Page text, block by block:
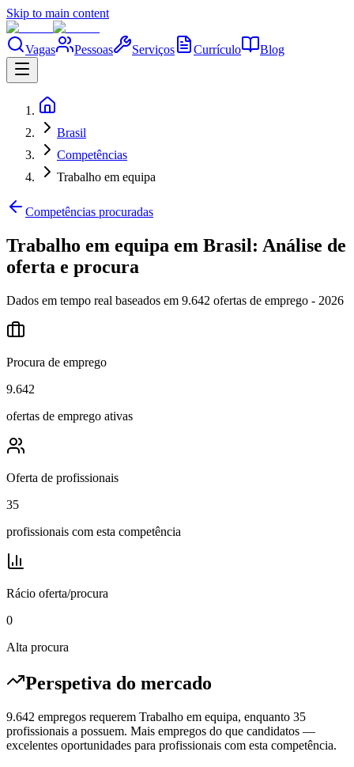
Skip to main content
Vagas Pessoas Serviços Currículo Blog
Brasil
Competências
Trabalho em equipa
Competências procuradas
Trabalho em equipa em Brasil: Análise de
oferta e procura
Dados em tempo real baseados em 9.642 ofertas de emprego - 2026
Procura de emprego
9.642
ofertas de emprego ativas
Oferta de profissionais
35
profissionais com esta competência
Rácio oferta/procura
0
Alta procura
Perspetiva do mercado
9.642 empregos requerem Trabalho em equipa, enquanto 35
profissionais a possuem. Mais empregos do que candidatos —
excelentes oportunidades para profissionais com esta competência.